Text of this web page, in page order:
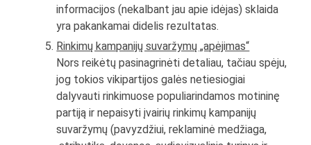
informacijos (nekalbant jau apie idėjas) sklaida
yra pakankamai didelis rezultatas.
Rinkimų kampanijų suvaržymų „apėjimas“
Nors reikėtų pasinagrinėti detaliau, tačiau spėju,
jog tokios vikipartijos galės netiesiogiai
dalyvauti rinkimuose populiarindamos motininę
partiją ir nepaisyti įvairių rinkimų kampanijų
suvaržymų (pavyzdžiui, reklaminė medžiaga,